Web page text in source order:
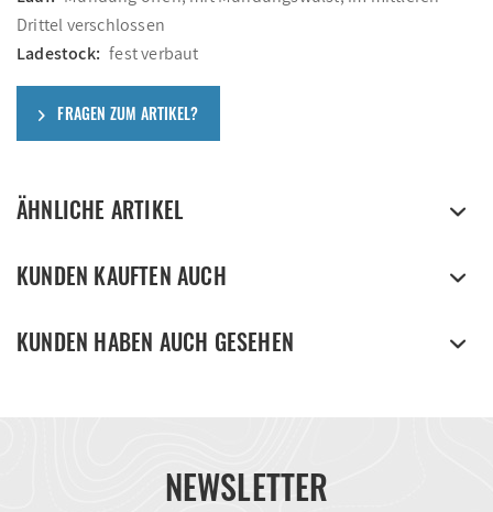
Drittel verschlossen
Ladestock: fest verbaut
FRAGEN ZUM ARTIKEL?
ÄHNLICHE ARTIKEL
KUNDEN KAUFTEN AUCH
KUNDEN HABEN AUCH GESEHEN
NEWSLETTER